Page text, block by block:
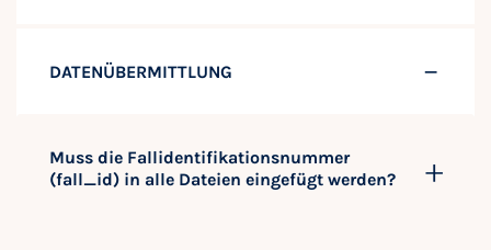
DATENÜBERMITTLUNG
Muss die Fallidentifikationsnummer
(fall_id) in alle Dateien eingefügt werden?